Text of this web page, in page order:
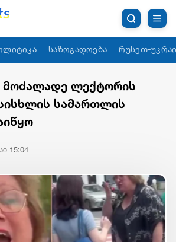
საზოგადოება რუსეთ-
მოძალადე ლექტორის
სამართლის
15:04